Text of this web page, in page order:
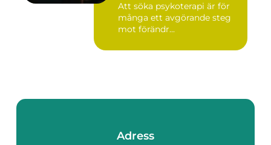
Att söka psykoterapi är för
många ett avgörande steg
mot förändr...
Adress